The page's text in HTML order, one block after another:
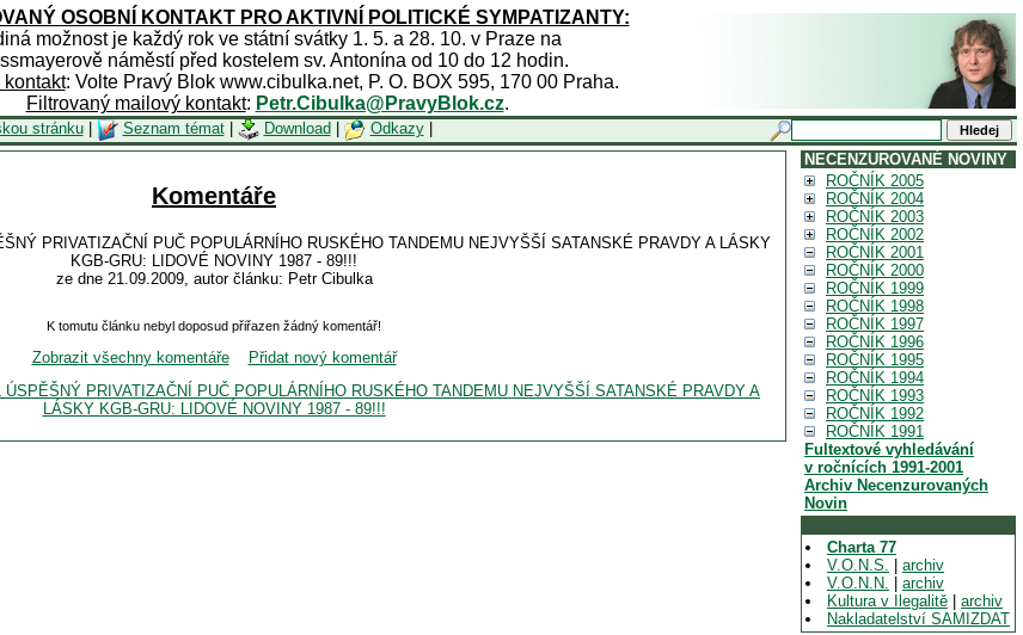
OSOBNÍ KONTAKT PRO AKTIVNÍ POLITICKÉ SYMPATIZANTY:
možnost je každý rok ve státní svátky 1. 5. a 28. 10. v Praze na
náměstí před kostelem sv. Antonína od 10 do 12 hodin.
kontakt: Volte Pravý Blok www.cibulka.net, P. O. BOX 595, 170 00 Praha.
Filtrovaný mailový kontakt: Petr.Cibulka@PravyBlok.cz.
stránku| Seznam témat| Download Odkazy|
Komentáře
PRIVATIZAČNÍ PUČ POPULÁRNÍHO RUSKÉHO TANDEMU NEJVYŠŠÍ SATANSKÉ PRAVDY A LÁSKY
KGB-GRU: LIDOVÉ NOVINY 1987 - 89!!!
ze dne 21.09.2009, autor článku: Petr Cibulka
K tomutu článku nebyl doposud přiřazen žádný komentář!
Zobrazit všechny komentáře
Přidat nový komentář
PRIVATIZAČNÍ PUČ POPULÁRNÍHO RUSKÉHO TANDEMU NEJVYŠŠÍ SATANSKÉ PRAVDY A
LÁSKY KGB-GRU: LIDOVÉ NOVINY 1987 - 89!!!
NECENZUROVANÉ NOVINY
ROČNÍK 2005
ROČNÍK 2004
ROČNÍK 2003
ROČNÍK 2002
ROČNÍK 2001
ROČNÍK 2000
ROČNÍK 1999
ROČNÍK 1998
ROČNÍK 1997
ROČNÍK 1996
ROČNÍK 1995
ROČNÍK 1994
ROČNÍK 1993
ROČNÍK 1992
ROČNÍK 1991
Fultextové vyhledávání
v ročnících 1991-2001
Archiv Necenzurovaných
Novin
Charta 77
V.O.N.S.
archiv
V.O.N.N.
archiv
Kultura v Ilegalitě
archiv
Nakladatelství SAMIZDAT